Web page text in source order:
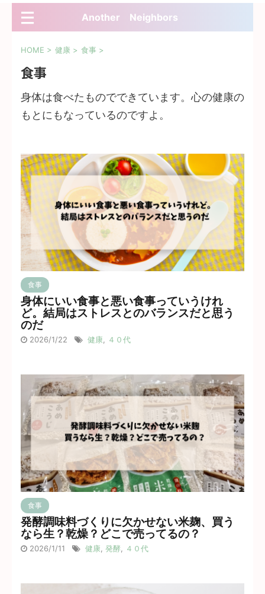
Another Neighbors
HOME > 健康 > 食事 >
食事
身体は食べたものでできています。心の健康の
もとにもなっているのですよ。
食事
身体にいい食事と悪い食事っていうけれ
ど。結局はストレスとのバランスだと思う
のだ
2026/1/22 健康 ４０代
食事
発酵調味料づくりに欠かせない米麹、買う
なら生？乾燥？どこで売ってるの？
2026/1/11 健康 発酵 ４０代